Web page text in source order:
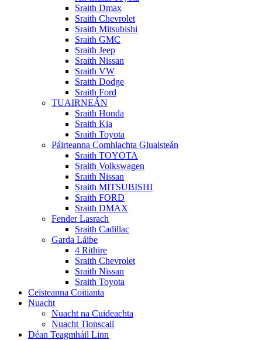
Sraith Dmax
Sraith Chevrolet
Sraith Mitsubishi
Sraith GMC
Sraith Jeep
Sraith Nissan
Sraith VW
Sraith Dodge
Sraith Ford
TUAIRNEÁN
Sraith Honda
Sraith Kia
Sraith Toyota
Páirteanna Comhlachta Gluaisteán
Sraith TOYOTA
Sraith Volkswagen
Sraith Nissan
Sraith MITSUBISHI
Sraith FORD
Sraith DMAX
Fender Lasrach
Sraith Cadillac
Garda Láibe
4 Rithire
Sraith Chevrolet
Sraith Nissan
Sraith Toyota
Ceisteanna Coitianta
Nuacht
Nuacht na Cuideachta
Nuacht Tionscail
Déan Teagmháil Linn